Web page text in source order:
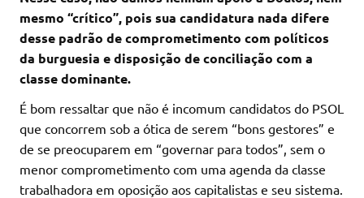
mesmo “crítico”, pois sua candidatura nada difere
desse padrão de comprometimento com políticos
da burguesia e disposição de conciliação com a
classe dominante.
É bom ressaltar que não é incomum candidatos do PSOL
que concorrem sob a ótica de serem “bons gestores” e
de se preocuparem em “governar para todos”, sem o
menor comprometimento com uma agenda da classe
trabalhadora em oposição aos capitalistas e seu sistema.